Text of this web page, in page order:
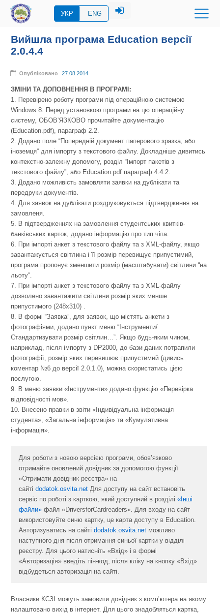
УКР ENG
Вийшла програма Education версії
2.0.4.4
Опубліковано 27.08.2014
ЗМІНИ ТА ДОПОВНЕННЯ В ПРОГРАМІ:
1. Перевірено роботу програми під операційною системою
Windows 8. Перед установкою програми на цю операційну
систему, ОБОВ’ЯЗКОВО прочитайте документацію
(Education.pdf), параграф 2.2.
2. Додано поле “Попередній документ паперового зразка, або
іноземця” для імпорту з текстового файлу. Докладніше дивитись
контекстно-залежну допомогу, розділ “Імпорт пакетів з
текстового файлу”, або Education.pdf параграф 4.4.2.
3. Додано можливість замовляти заявки на дублікати та
передруки документів.
4. Для заявок на дублікати роздруковується підтвердження на
замовленя.
5. В підтвердженнях на замовлення студентських квитків-
банківських карток, додано інформацію про тип чіпа.
6. При імпорті анкет з текстового файлу та з XML-файлу, якщо
завантажується світлина і її розмір перевищує припустимий,
програма пропонує зменшити розмір (масштабувати) світлини “на
льоту”.
7. При імпорті анкет з текстового файлу та з XML-файлу
дозволено завантажити світлини розмір яких менше
припустимого (248х310) .
8. В формі “Заявка”, для заявок, що містять анкети з
фотографіями, додано пункт меню “Інструменти/
Стандартизувати розмір світлин…”. Якщо будь-яким чином,
наприклад, після імпорту з DP2000, до бази даних потрапили
фотографії, розмір яких перевишює припустимий (дивись
коментар №6 до версії 2.0.1.0), можна скористатись цією
послугою.
9. В меню заявки «Інструменти» додано функцію «Перевірка
відповідності мов».
10. Внесено правки в звіти «Індивідуальна інформація
студента», «Загальна інформація» та «Кумулятивна
інформація».
Для роботи з новою версією програми, обов’язково
отримайте оновлений довідник за допомогою функції
«Отримати довідник реєстра» на
сайтіdodatok.osvita.net Для доступу на сайт встановіть
сервіс по роботі з карткою, який доступний в розділі«Інші
файли» файл «DriversforCardreaders». Для входу на сайт
використовуйте синю картку, це карта доступу в Education.
Авторизуватись на сайтіdodatok.osvita.net можливо
наступного дня після отримання синьої картки у відділі
реєстру. Для цього натисніть «Вхід» і в формі
«Авторизація» введіть пін-код, після кліку на кнопку «Вхід»
відбудеться авторизація на сайті.
Власники КСЗІ можуть замовити довідник з комп’ютера на якому
налаштовано вихід в інтернет. Для цього знадобляться картка,